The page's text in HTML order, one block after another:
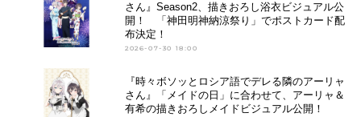
て最強の七崩賢」と称される魔族“黄
金郷のマハト”の影――。第3期は、
フリーレンたちがこの“黄金郷のマハ
さん』Season2、描きおろし浴衣ビジュアル公
開！ 「神田明神納涼祭り」でポストカード配
布決定！
2026-07-30 18:00
『時々ボソッとロシア語でデレる隣のアーリャ
さん』「メイドの日」に合わせて、アーリャ＆
有希の描きおろしメイドビジュアル公開！